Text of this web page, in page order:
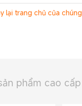
lại trang chủ của
phẩm cao